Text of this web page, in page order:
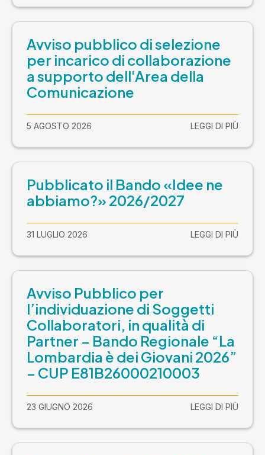
Avviso pubblico di selezione
per incarico di collaborazione
a supporto dell'Area della
Comunicazione
5 AGOSTO 2026 LEGGI DI PIÙ
Pubblicato il Bando «Idee ne
abbiamo?» 2026/2027
31 LUGLIO 2026 LEGGI DI PIÙ
Avviso Pubblico per
l’individuazione di Soggetti
Collaboratori, in qualità di
Partner – Bando Regionale “La
Lombardia è dei Giovani 2026”
– CUP E81B26000210003
23 GIUGNO 2026 LEGGI DI PIÙ